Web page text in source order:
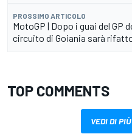
PROSSIMO ARTICOLO
MotoGP | Dopo i guai del GP
circuito di Goiania sarà
TOP COMMENTS
VEDI DI